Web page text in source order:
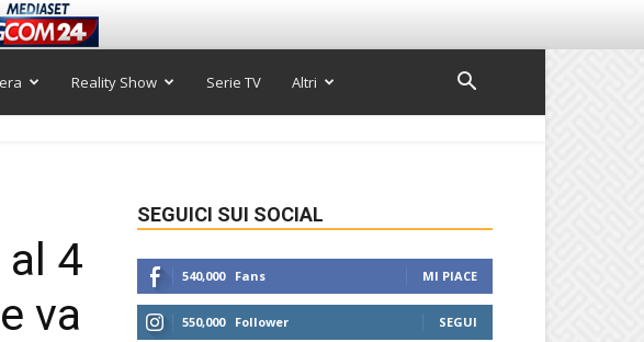
Reality Show Serie TV Altri
4
va
SEGUICI SUI SOCIAL
540,000 Fans MI PIACE
550,000 Follower SEGUI